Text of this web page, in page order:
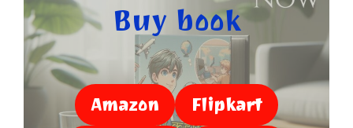
Buy book
Amazon
Flipkart